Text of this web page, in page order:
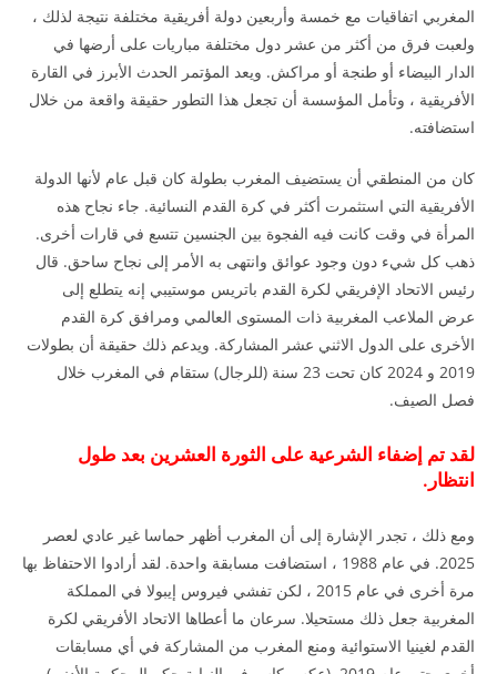
المغربي اتفاقيات مع خمسة وأربعين دولة أفريقية مختلفة نتيجة لذلك ،
ولعبت فرق من أكثر من عشر دول مختلفة مباريات على أرضها في
الدار البيضاء أو طنجة أو مراكش. ويعد المؤتمر الحدث الأبرز في القارة
الأفريقية ، وتأمل المؤسسة أن تجعل هذا التطور حقيقة واقعة من خلال
استضافته.
كان من المنطقي أن يستضيف المغرب بطولة كان قبل عام لأنها الدولة
الأفريقية التي استثمرت أكثر في كرة القدم النسائية. جاء نجاح هذه
المرأة في وقت كانت فيه الفجوة بين الجنسين تتسع في قارات أخرى.
ذهب كل شيء دون وجود عوائق وانتهى به الأمر إلى نجاح ساحق. قال
رئيس الاتحاد الإفريقي لكرة القدم باتريس موستيبي إنه يتطلع إلى
عرض الملاعب المغربية ذات المستوى العالمي ومرافق كرة القدم
الأخرى على الدول الاثني عشر المشاركة. ويدعم ذلك حقيقة أن بطولات
2019 و 2024 كان تحت 23 سنة (للرجال) ستقام في المغرب خلال
فصل الصيف.
لقد تم إضفاء الشرعية على الثورة العشرين بعد طول
انتظار.
ومع ذلك ، تجدر الإشارة إلى أن المغرب أظهر حماسا غير عادي لعصر
2025. في عام 1988 ، استضافت مسابقة واحدة. لقد أرادوا الاحتفاظ بها
مرة أخرى في عام 2015 ، لكن تفشي فيروس إيبولا في المملكة
المغربية جعل ذلك مستحيلا. سرعان ما أعطاها الاتحاد الأفريقي لكرة
القدم لغينيا الاستوائية ومنع المغرب من المشاركة في أي مسابقات